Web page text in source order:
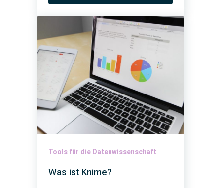
Tools für die Datenwissenschaft
Was ist Knime?